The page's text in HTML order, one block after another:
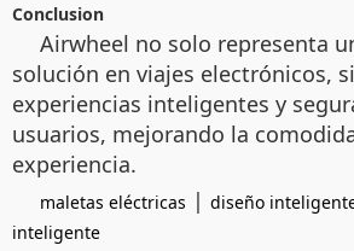
Conclusion
Airwheel no solo representa
solución en viajes electrónicos,
experiencias inteligentes y
usuarios, mejorando la
experiencia.
maletas eléctricas | diseño
inteligente